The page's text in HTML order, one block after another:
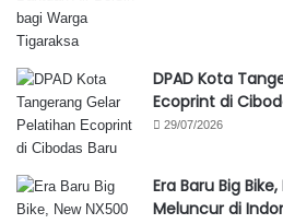
DPAD Kota
Ecoprint di
29/07/2026
Era Baru Big
Meluncur di